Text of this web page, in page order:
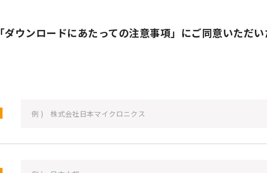
「ダウンロードにあたっての注意事項」にご同意いただい